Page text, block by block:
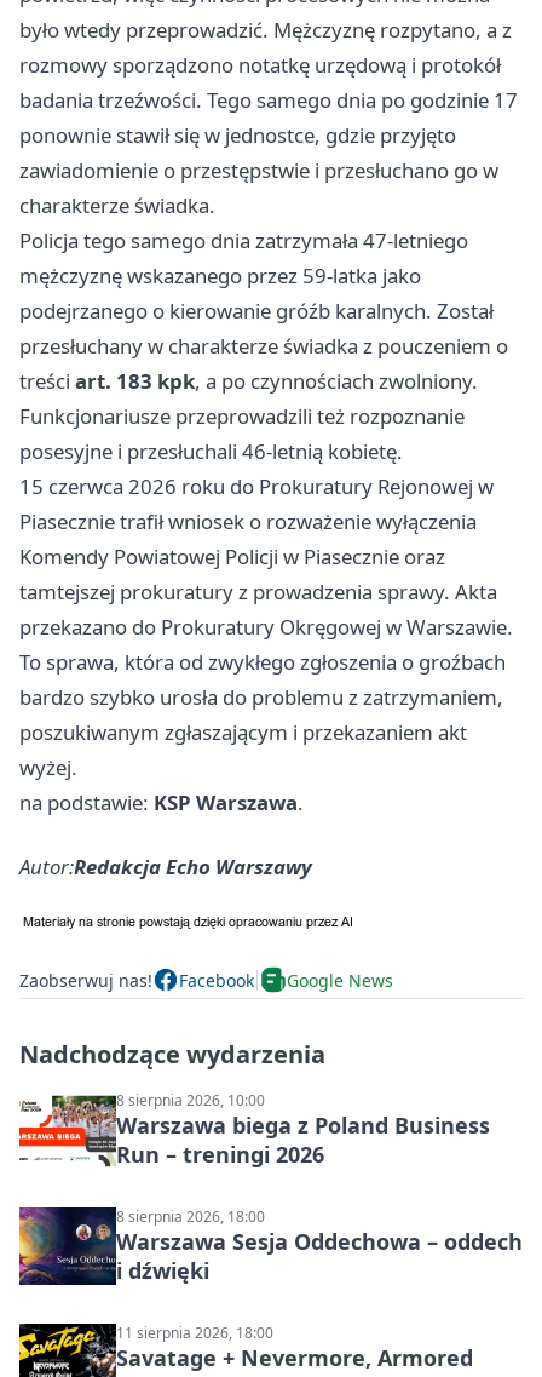
było wtedy przeprowadzić. Mężczyznę rozpytano, a z
rozmowy sporządzono notatkę urzędową i protokół
badania trzeźwości. Tego samego dnia po godzinie 17
ponownie stawił się w jednostce, gdzie przyjęto
zawiadomienie o przestępstwie i przesłuchano go w
charakterze świadka.
Policja tego samego dnia zatrzymała 47-letniego
mężczyznę wskazanego przez 59-latka jako
podejrzanego o kierowanie gróźb karalnych. Został
przesłuchany w charakterze świadka z pouczeniem o
treści art. 183 kpk, a po czynnościach zwolniony.
Funkcjonariusze przeprowadzili też rozpoznanie
posesyjne i przesłuchali 46-letnią kobietę.
15 czerwca 2026 roku do Prokuratury Rejonowej w
Piasecznie trafił wniosek o rozważenie wyłączenia
Komendy Powiatowej Policji w Piasecznie oraz
tamtejszej prokuratury z prowadzenia sprawy. Akta
przekazano do Prokuratury Okręgowej w Warszawie.
To sprawa, która od zwykłego zgłoszenia o groźbach
bardzo szybko urosła do problemu z zatrzymaniem,
poszukiwanym zgłaszającym i przekazaniem akt
wyżej.
na podstawie: KSP Warszawa.
Autor:Redakcja Echo Warszawy
Zaobserwuj nas! Facebook Google News
Nadchodzące wydarzenia
8 sierpnia 2026, 10:00
Warszawa biega z Poland Business
Run – treningi 2026
8 sierpnia 2026, 18:00
Warszawa Sesja Oddechowa – oddech
i dźwięki
11 sierpnia 2026, 18:00
Savatage + Nevermore, Armored